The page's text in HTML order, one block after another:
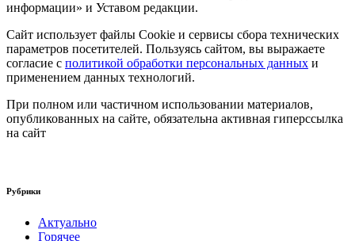
информации» и Уставом редакции.
Сайт использует файлы Cookie и сервисы сбора технических
параметров посетителей. Пользуясь сайтом, вы выражаете
согласие с политикой обработки персональных данных и
применением данных технологий.
При полном или частичном использовании материалов,
опубликованных на сайте, обязательна активная гиперссылка
на сайт
Рубрики
Актуально
Горячее